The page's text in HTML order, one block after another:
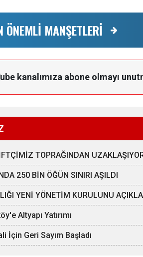
ÖNEMLİ MANŞETLERİ
kanalımıza abone olmayı
TOPRAĞINDAN
250 BİN ÖĞÜN SINIRI AŞILDI
YENİ YÖNETİM KURULUNU
Altyapı Yatırımı
İçin Geri Sayım Başladı